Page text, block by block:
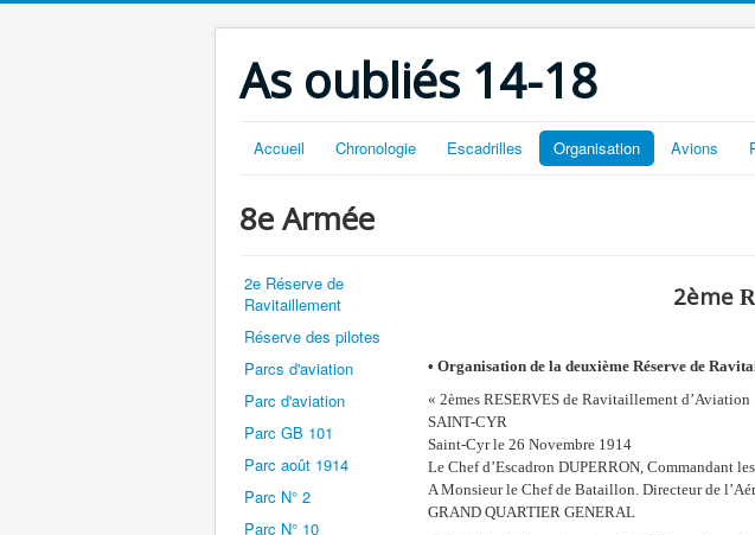
As oubliés 14-18
Accueil Chronologie Escadrilles Organisation Avions
8e Armée
2e Réserve de
Ravitaillement
Réserve des pilotes
Parcs d'aviation
Parc d'aviation
Parc GB 101
Parc août 1914
Parc N° 2
Parc N° 10
2ème
• Organisation de la deuxième Réserve de
« 2èmes RESERVES de Ravitaillement d’Aviation
SAINT-CYR
Saint-Cyr le 26 Novembre 1914
Le Chef d’Escadron DUPERRON, Commandant
A Monsieur le Chef de Bataillon. Directeur de
GRAND QUARTIER GENERAL